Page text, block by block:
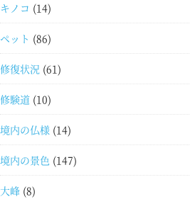
キノコ (14)
ペット (86)
修復状況 (61)
修験道 (10)
境内の仏様 (14)
境内の景色 (147)
大峰 (8)